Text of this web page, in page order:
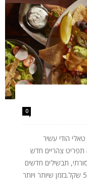
0
הודי עשיר
תפריט צהריים חדש
תבשילים חדשים
כמו ראג'מה וקדאי פאניר ומחירים החל מ־55 שקל.בזמן שיותר ויותר